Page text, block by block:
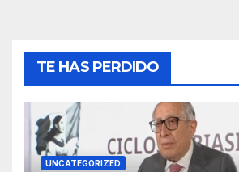
TE HAS PERDIDO
UNCATEGORIZED